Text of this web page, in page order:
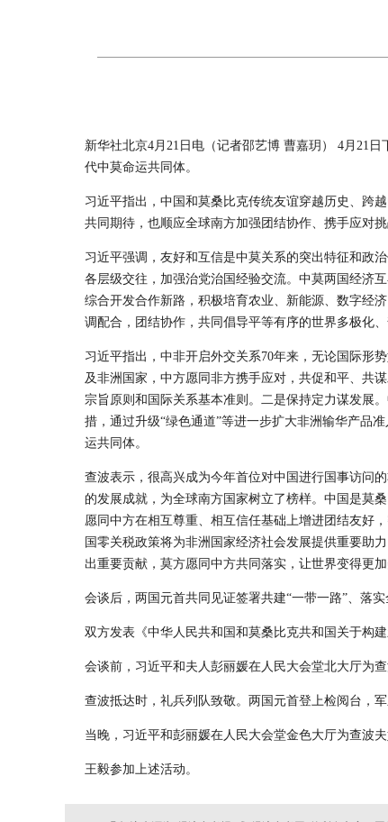
新华社北京4月21日电（记者邵艺博 曹嘉玥） 4月21
代中莫命运共同体。
习近平指出，中国和莫桑比克传统友谊穿越历史、跨
共同期待，也顺应全球南方加强团结协作、携手应对
习近平强调，友好和互信是中莫关系的突出特征和政
各层级交往，加强治党治国经验交流。中莫两国经济
综合开发合作新路，积极培育农业、新能源、数字经
调配合，团结协作，共同倡导平等有序的世界多极化
习近平指出，中非开启外交关系70年来，无论国际形
及非洲国家，中方愿同非方携手应对，共促和平、共
宗旨原则和国际关系基本准则。二是保持定力谋发展
措，通过升级“绿色通道”等进一步扩大非洲输华产品
运共同体。
查波表示，很高兴成为今年首位对中国进行国事访问
的发展成就，为全球南方国家树立了榜样。中国是莫
愿同中方在相互尊重、相互信任基础上增进团结友好
国零关税政策将为非洲国家经济社会发展提供重要助
出重要贡献，莫方愿同中方共同落实，让世界变得更加
会谈后，两国元首共同见证签署共建“一带一路”、落
双方发表《中华人民共和国和莫桑比克共和国关于构
会谈前，习近平和夫人彭丽媛在人民大会堂北大厅为
查波抵达时，礼兵列队致敬。两国元首登上检阅台，
当晚，习近平和彭丽媛在人民大会堂金色大厅为查波夫
王毅参加上述活动。